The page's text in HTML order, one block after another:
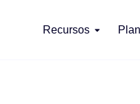
Recursos